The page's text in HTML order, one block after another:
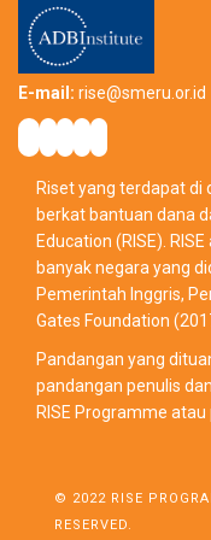
E-mail: rise@smeru.or.id
Riset yang terdapat di
berkat bantuan dana
Education (RISE).
banyak negara yang
Pemerintah Inggris,
Gates Foundation
Pandangan yang
pandangan penulis
RISE Programme
© 2022 RISE
RESERVED.